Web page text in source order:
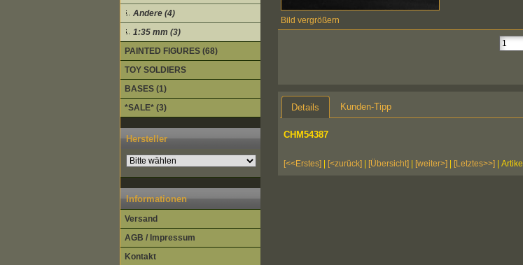
Andere (4)
1:35 mm (3)
PAINTED FIGURES (68)
TOY SOLDIERS
BASES (1)
*SALE* (3)
Hersteller
Informationen
Versand
AGB / Impressum
Kontakt
Bild vergrößern
Details Kunden-Tipp
CHM54387
[<<Erstes] [<zurück] [Übersicht] [weiter>] [Letztes>>] | Artikel